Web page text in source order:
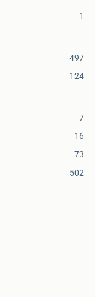
1
497
124
7
16
73
502